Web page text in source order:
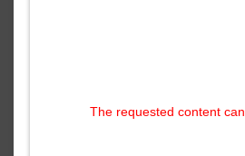
The requested content